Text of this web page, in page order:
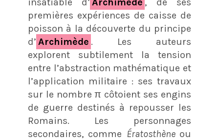
premières expériences de caisse de
poisson à la découverte du principe
d’ Archimède . Les auteurs
explorent subtilement la tension
entre l’abstraction mathématique et
l’application militaire : ses travaux
sur le nombre π côtoient ses engins
de guerre destinés à repousser les
Romains. Les personnages
secondaires, comme Ératosthène ou